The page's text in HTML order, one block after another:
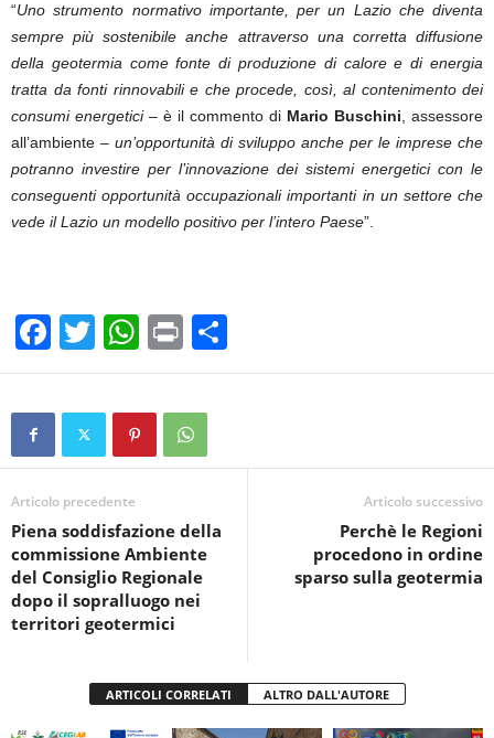
“Uno strumento normativo importante, per un Lazio che diventa
sempre più sostenibile anche attraverso una corretta diffusione
della geotermia come fonte di produzione di calore e di energia
tratta da fonti rinnovabili e che procede, così, al contenimento dei
consumi energetici– è il commento di Mario Buschini , assessore
all’ambiente – un’opportunità di sviluppo anche per le imprese che
potranno investire per l’innovazione dei sistemi energetici con le
conseguenti opportunità occupazionali importanti in un settore che
vede il Lazio un modello positivo per l’intero Paese”.
F
a
c
b
o
o
k
T
wi
tt
W
h
at
s
A
p
Pr
in
t
o
vi
Articolo precedente
Piena soddisfazione della
commissione Ambiente
del Consiglio Regionale
dopo il sopralluogo nei
territori geotermici
Articolo successivo
Perchè le Regioni
procedono in ordine
sparso sulla geotermia
ARTICOLI CORRELATI ALTRO DALL'AUTORE